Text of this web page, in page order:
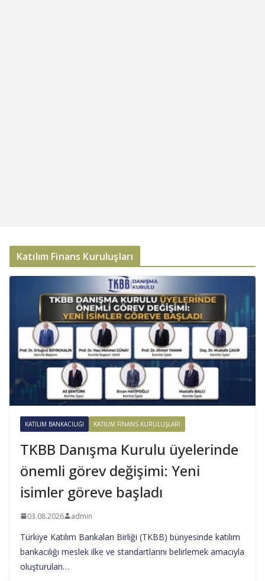
Katılım Finans Kuruluşları
KATILIM BANKACILIĞI KATILIM FINANS KURULUŞLARI
TKBB Danışma Kurulu üyelerinde
önemli görev değişimi: Yeni
isimler göreve başladı
03.08.2026 admin
Türkiye Katılım Bankaları Birliği (TKBB) bünyesinde katılım
bankacılığı meslek ilke ve standartlarını belirlemek amacıyla
oluşturulan…